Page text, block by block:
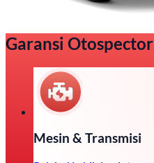
Garansi Otospector
Mesin & Transmisi